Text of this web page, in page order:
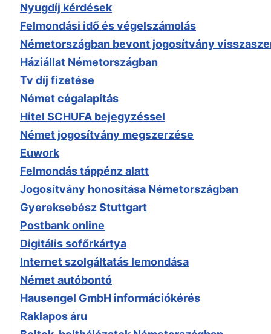
Nyugdíj kérdések
Felmondási idő és végelszámolás
Németországban bevont jogosítvány
Háziállat Németországban
Tv díj fizetése
Német cégalapítás
Hitel SCHUFA bejegyzéssel
Német jogosítvány megszerzése
Euwork
Felmondás táppénz alatt
Jogosítvány honosítása Németországban
Gyereksebész Stuttgart
Postbank online
Digitális sofőrkártya
Internet szolgáltatás lemondása
Német autóbontó
Hausengel GmbH információkérés
Raklapos áru